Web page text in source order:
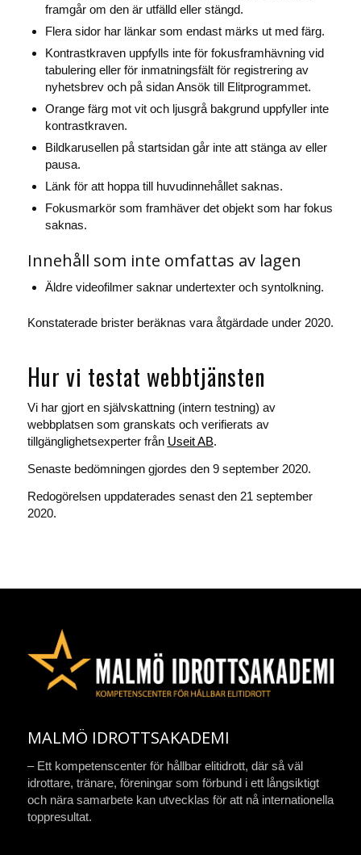
framgår om den är utfälld eller stängd.
Flera sidor har länkar som endast märks ut med färg.
Kontrastkraven uppfylls inte för fokusframhävning vid
tabulering eller för inmatningsfält för registrering av
nyhetsbrev och på sidan Ansök till Elitprogrammet.
Orange färg mot vit och ljusgrå bakgrund uppfyller inte
kontrastkraven.
Bildkarusellen på startsidan går inte att stänga av eller
pausa.
Länk för att hoppa till huvudinnehållet saknas.
Fokusmarkör som framhäver det objekt som har fokus
saknas.
Innehåll som inte omfattas av lagen
Äldre videofilmer saknar undertexter och syntolkning.
Konstaterade brister beräknas vara åtgärdade under 2020.
Hur vi testat webbtjänsten
Vi har gjort en självskattning (intern testning) av
webbplatsen som granskats och verifierats av
tillgänglighetsexperter från Useit AB.
Senaste bedömningen gjordes den 9 september 2020.
Redogörelsen uppdaterades senast den 21 september
2020.
MALMÖ IDROTTSAKADEMI
– Ett kompetenscenter för hållbar elitidrott, där så väl
idrottare, tränare, föreningar som förbund i ett långsiktigt
och nära samarbete kan utvecklas för att nå internationella
toppresultat.